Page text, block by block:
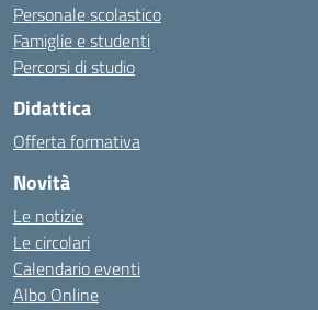
Personale scolastico
Famiglie e studenti
Percorsi di studio
Didattica
Offerta formativa
Novità
Le notizie
Le circolari
Calendario eventi
Albo Online